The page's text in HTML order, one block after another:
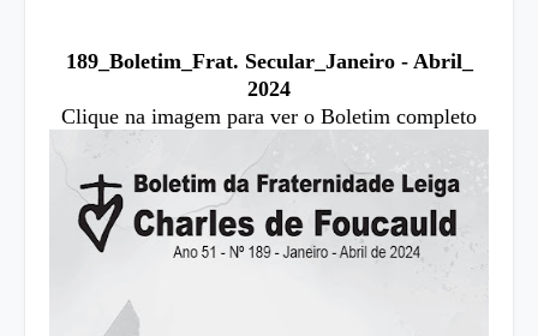
189_Boletim_Frat. Secular_Janeiro - Abril_
2024
Clique na imagem para ver o Boletim completo